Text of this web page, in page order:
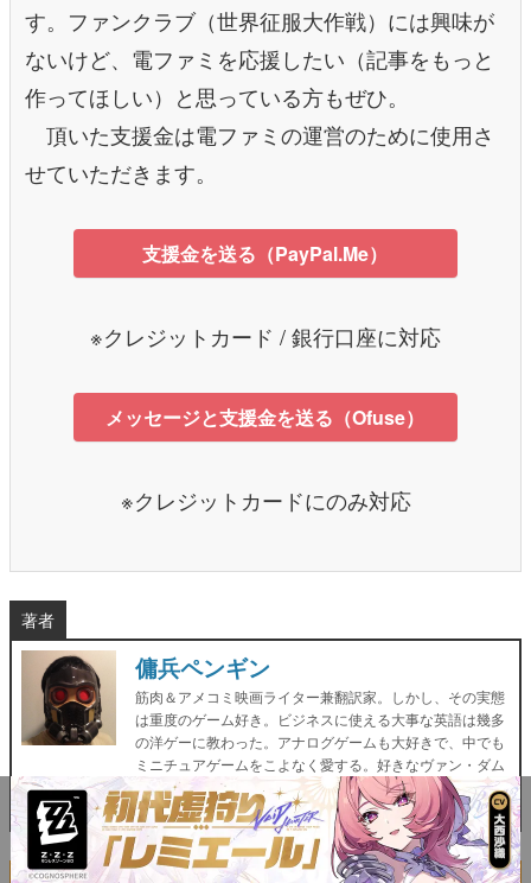
す。ファンクラブ（世界征服大作戦）には興味が
ないけど、電ファミを応援したい（記事をもっと
作ってほしい）と思っている方もぜひ。
頂いた支援金は電ファミの運営のために使用さ
せていただきます。
支援金を送る（PayPal.Me）
※クレジットカード / 銀行口座に対応
メッセージと支援金を送る（Ofuse）
※クレジットカードにのみ対応
著者
傭兵ペンギン
筋肉＆アメコミ映画ライター兼翻訳家。しかし、その実態
は重度のゲーム好き。ビジネスに使える大事な英語は幾多
の洋ゲーに教わった。アナログゲームも大好きで、中でも
ミニチュアゲームをこよなく愛する。好きなヴァン・ダム
映画は『タイムコップ』。
Twitter：@Sir_Motor